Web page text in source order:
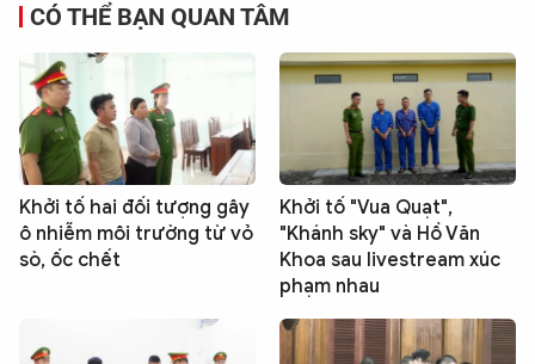
CÓ THỂ BẠN QUAN TÂM
Khởi tố hai đối tượng gây
ô nhiễm môi trường từ vỏ
sò, ốc chết
Khởi tố "Vua Quạt",
"Khánh sky" và Hồ Văn
Khoa sau livestream xúc
phạm nhau